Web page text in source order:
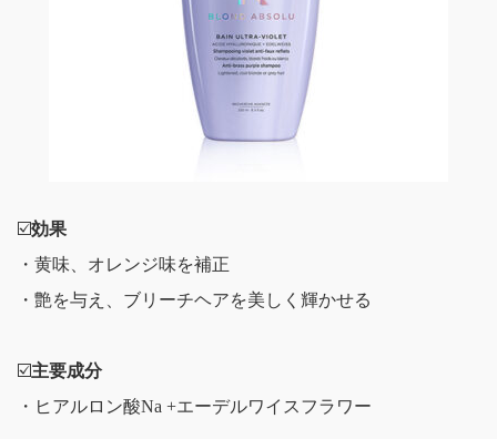
☑️効果
・黄味、オレンジ味を補正
・艶を与え、ブリーチヘアを美しく輝かせる
☑️主要成分
・ヒアルロン酸Na +エーデルワイスフラワー